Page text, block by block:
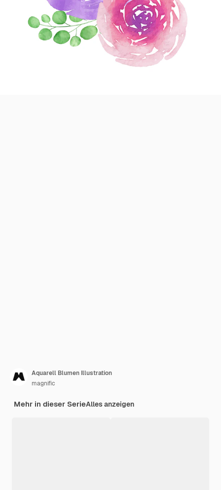
Aquarell Blumen Illustration
magnific
Mehr in dieser SerieAlles anzeigen